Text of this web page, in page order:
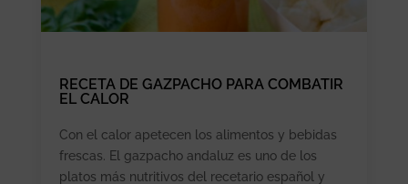
RECETA DE GAZPACHO PARA COMBATIR
EL CALOR
Con el calor apetecen los alimentos y bebidas
frescas. El gazpacho andaluz es uno de los
platos más nutritivos del recetario español y